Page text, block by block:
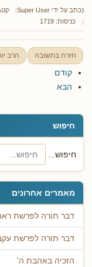
חיפוש
חיפוש...
מאמרים אחרונים
דבר תורה לפרשת
דבר תורה לפרשת
הזכיה באהבת ה'
נכתב על ידי Super User
כניסות: 1719
חזרה בתשובה הרב
קודם
הבא